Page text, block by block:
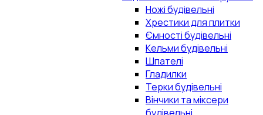
Ножі будівельні
Хрестики для плитки
Ємності будівельні
Кельми будівельні
Шпателі
Гладилки
Терки будівельні
Вінчики та міксери